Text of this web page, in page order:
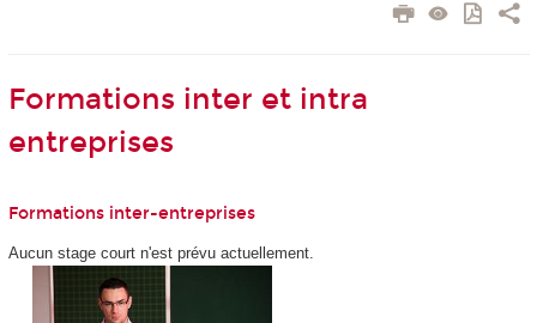
Formations inter et intra
entreprises
Formations inter-entreprises
Aucun stage court n'est prévu actuellement.